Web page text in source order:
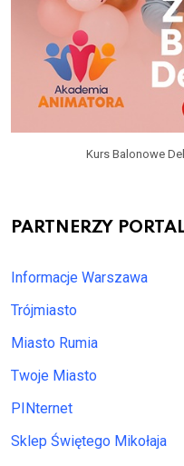
Kurs Balonowe
PARTNERZY
Informacje Warszawa
Trójmiasto
Miasto Rumia
Twoje Miasto
PINternet
Sklep Świętego Mikołaja